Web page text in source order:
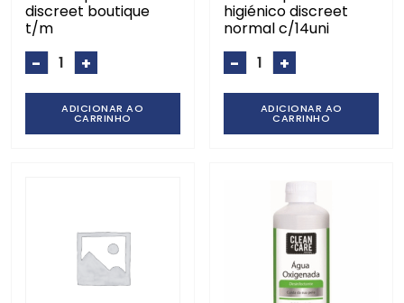
discreet boutique
t/m
- +
ADICIONAR AO
CARRINHO
higiénico discreet
normal c/14uni
- +
ADICIONAR AO
CARRINHO